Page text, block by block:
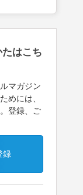
はこち
マガジン
めには、
登録、ご
録